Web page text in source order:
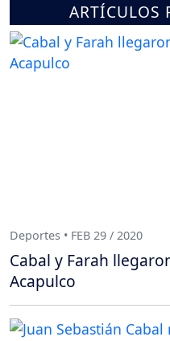
ARTÍCULOS
Deportes • FEB 29 / 2020
Cabal y Farah
Acapulco